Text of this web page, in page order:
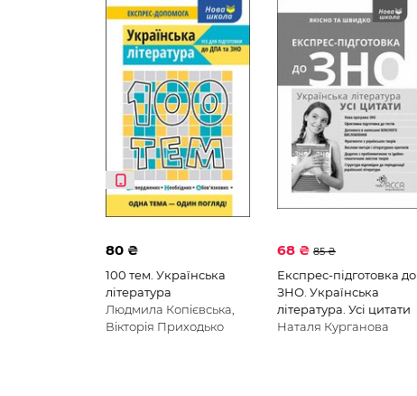
80 ₴
100 тем. Українська
література
Людмила Копієвська,
Вікторія Приходько
68 ₴ 85 ₴
Експрес-підготовка до
ЗНО. Українська
література. Усі цитати
Наталя Курганова